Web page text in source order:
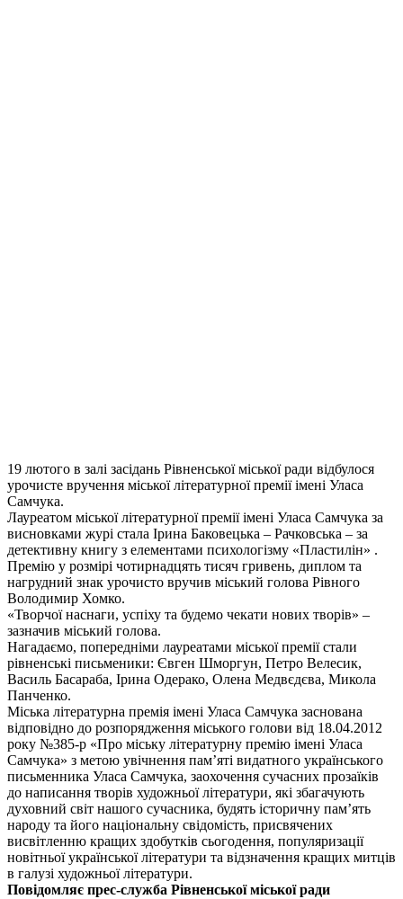
19 лютого в залі засідань Рівненської міської ради відбулося
урочисте вручення міської літературної премії імені Уласа
Самчука.
Лауреатом міської літературної премії імені Уласа Самчука за
висновками журі стала Ірина Баковецька – Рачковська – за
детективну книгу з елементами психологізму «Пластилін» .
Премію у розмірі чотирнадцять тисяч гривень, диплом та
нагрудний знак урочисто вручив міський голова Рівного
Володимир Хомко.
«Творчої наснаги, успіху та будемо чекати нових творів» –
зазначив міський голова.
Нагадаємо, попередніми лауреатами міської премії стали
рівненські письменики: Євген Шморгун, Петро Велесик,
Василь Басараба, Ірина Одерако, Олена Медвєдєва, Микола
Панченко.
Міська літературна премія імені Уласа Самчука заснована
відповідно до розпорядження міського голови від 18.04.2012
року №385-р «Про міську літературну премію імені Уласа
Самчука» з метою увічнення пам’яті видатного українського
письменника Уласа Самчука, заохочення сучасних прозаїків
до написання творів художньої літератури, які збагачують
духовний світ нашого сучасника, будять історичну пам’ять
народу та його національну свідомість, присвячених
висвітленню кращих здобутків сьогодення, популяризації
новітньої української літератури та відзначення кращих митців
в галузі художньої літератури.
Повідомляє прес-служба Рівненської міської ради